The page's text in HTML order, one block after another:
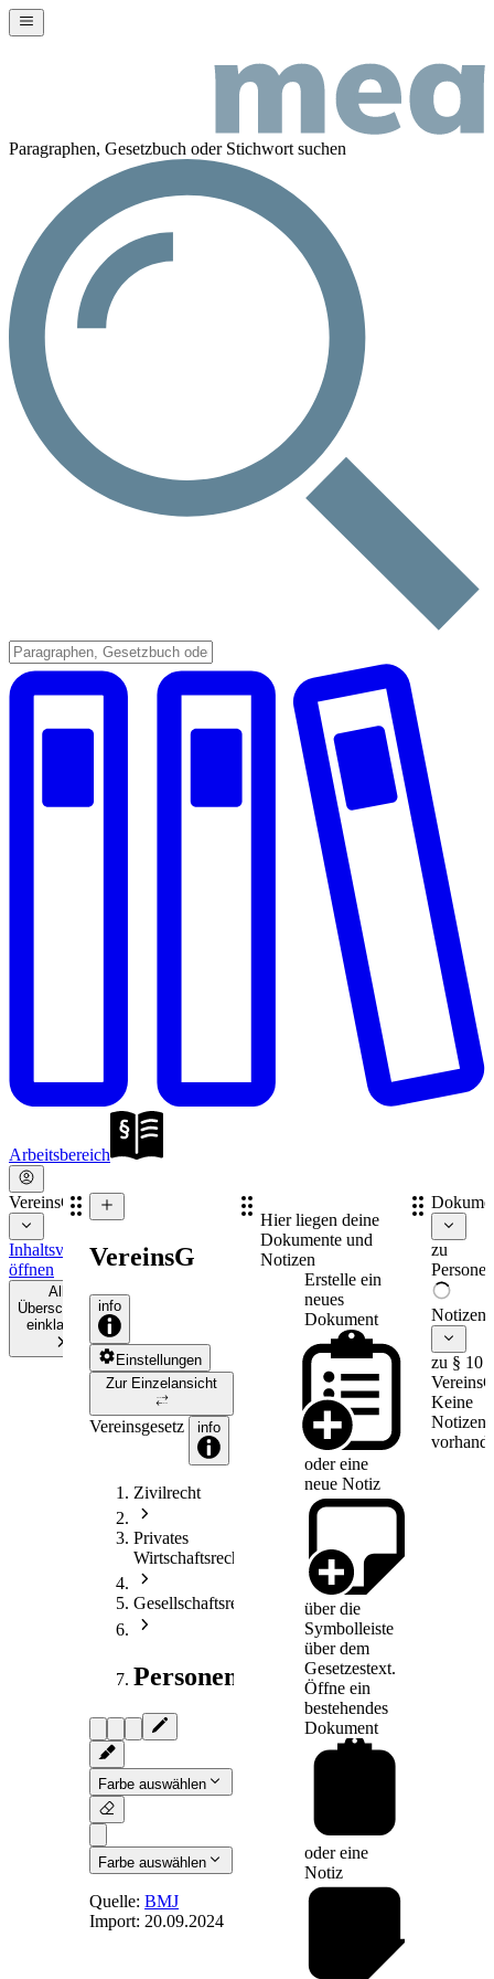
Paragraphen, Gesetzbuch oder Stichwort suchen
Arbeitsbereich
VereinsG
Inhaltsverzeichnis
öffnen
Alle
Überschriften
einklappen
VereinsG
info
Einstellungen
Zur Einzelansicht
Vereinsgesetz info
Zivilrecht
Privates
Wirtschaftsrecht
Gesellschaftsrecht
Personengesellschaftsrecht
Farbe auswählen
Farbe auswählen
Quelle:BMJ
Import:20.09.2024
Hier liegen deine
Dokumente und
Notizen
Erstelle ein
neues
Dokument
oder eine
neue Notiz
über die
Symbolleiste
über dem
Gesetzestext.
Öffne ein
bestehendes
Dokument
oder eine
Notiz
zu
Notizen
zu § 10
Keine
Notizen